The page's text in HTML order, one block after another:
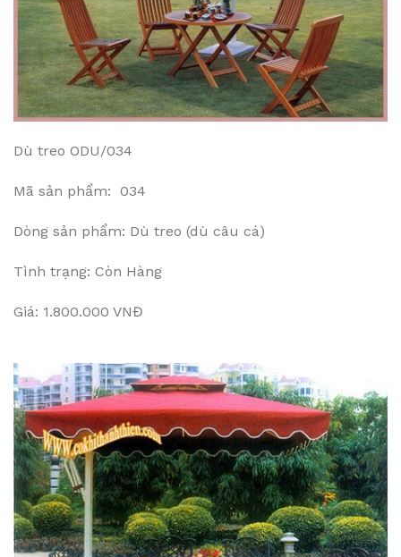
Dù treo ODU/034
Mã sản phẩm: 034
Dòng sản phẩm: Dù treo (dù câu cá)
Tình trạng: Còn Hàng
Giá: 1.800.000 VNĐ